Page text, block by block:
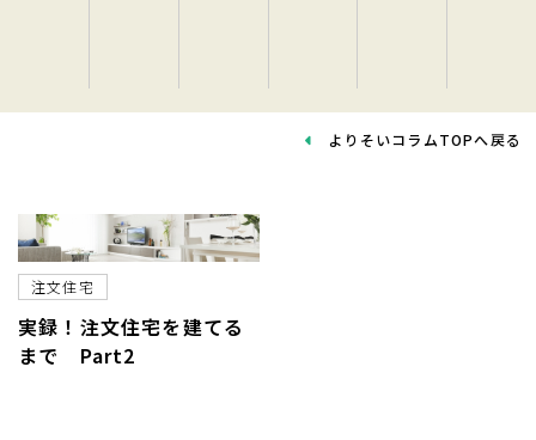
よりそいコラムTOPへ戻る
注文住宅
実録！注文住宅を建てる
まで Part2